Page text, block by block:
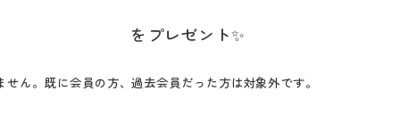
をプレゼント✨
せん。既に会員の方、過去会員だった方は対象外です。